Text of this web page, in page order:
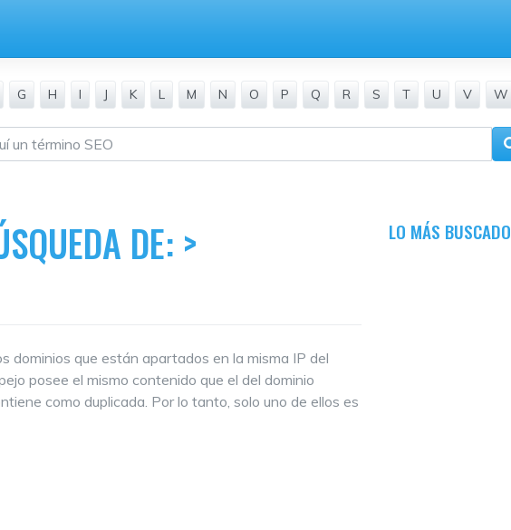
G H I J K L M N O P Q R S T U V W
DE: >
dominios que están apartados en la misma IP del
posee el mismo contenido que el del dominio
como duplicada. Por lo tanto, solo uno de ellos es
LO MÁS BUSCADO